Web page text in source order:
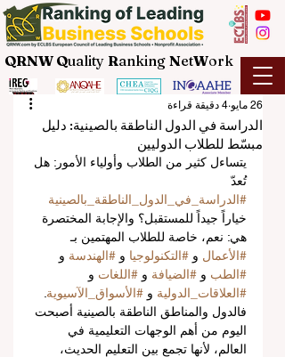
QRNW Quality Ranking NetWork
الدراسة في الدول الناطقة بالصينية: دليل
مبسّط للطلاب الدوليين
26 مايو 4 دقيقة قراءة
يتساءل كثير من الطلاب وأولياء الأمور: هل
تُعدّ
#الدراسة_في_الدول_الناطقة_بالصينية
خياراً جيداً للمستقبل؟ والإجابة المختصرة
هي: نعم، خاصة للطلاب المهتمين بـ
#الأعمال و #التكنولوجيا و #الهندسة و
#الطب و #الضيافة و #اللغات و
#العلاقات_الدولية و #الأسواق_الآسيوية
فالدول والمناطق الناطقة بالصينية أصبحت
اليوم من أهم الوجهات التعليمية في
العالم، لأنها تجمع بين التعليم الحديث،